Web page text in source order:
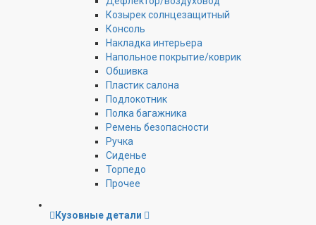
Козырек солнцезащитный
Консоль
Накладка интерьера
Напольное покрытие/коврик
Обшивка
Пластик салона
Подлокотник
Полка багажника
Ремень безопасности
Ручка
Сиденье
Торпедо
Прочее
Кузовные детали